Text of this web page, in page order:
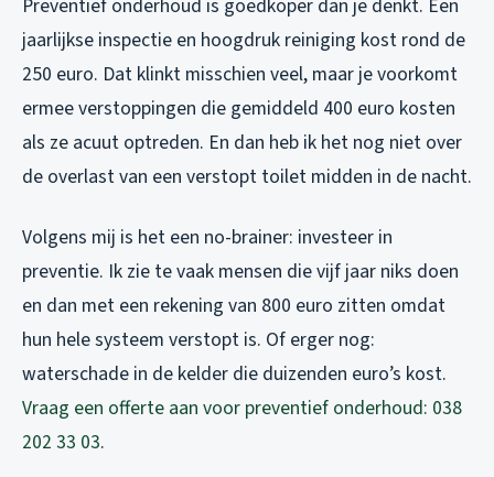
Preventief onderhoud is goedkoper dan je denkt. Een
jaarlijkse inspectie en hoogdruk reiniging kost rond de
250 euro. Dat klinkt misschien veel, maar je voorkomt
ermee verstoppingen die gemiddeld 400 euro kosten
als ze acuut optreden. En dan heb ik het nog niet over
de overlast van een verstopt toilet midden in de nacht.
Volgens mij is het een no-brainer: investeer in
preventie. Ik zie te vaak mensen die vijf jaar niks doen
en dan met een rekening van 800 euro zitten omdat
hun hele systeem verstopt is. Of erger nog:
waterschade in de kelder die duizenden euro’s kost.
Vraag een offerte aan voor preventief onderhoud: 038
202 33 03.